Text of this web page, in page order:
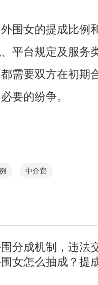
围女的提成比例
平台规定及服务
需要双方在初期
要的纷争。
中介费
分成机制，违法
女怎么抽成？提